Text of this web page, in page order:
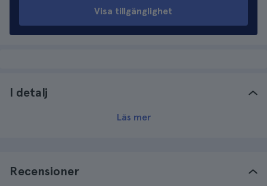
Visa tillgänglighet
I detalj
Läs mer
Recensioner